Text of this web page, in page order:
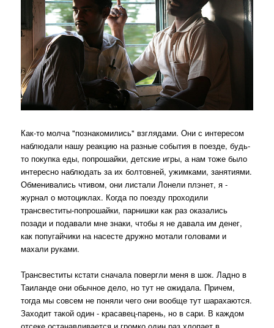
Как-то молча "познакомились" взглядами. Они с интересом
наблюдали нашу реакцию на разные события в поезде, будь-
то покупка еды, попрошайки, детские игры, а нам тоже было
интересно наблюдать за их болтовней, ужимками, занятиями.
Обменивались чтивом, они листали Лонели плэнет, я -
журнал о мотоциклах. Когда по поезду проходили
трансвеститы-попрошайки, парнишки как раз оказались
позади и подавали мне знаки, чтобы я не давала им денег,
как попугайчики на насесте дружно мотали головами и
махали руками.
Трансвеститы кстати сначала повергли меня в шок. Ладно в
Таиланде они обычное дело, но тут не ожидала. Причем,
тогда мы совсем не поняли чего они вообще тут шарахаются.
Заходит такой один - красавец-парень, но в сари. В каждом